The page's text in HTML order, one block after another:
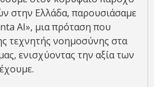
στην Ελλάδα, παρουσιάσαμε
AI», μια πρόταση που
τεχνητής νοημοσύνης στα
ενισχύοντας την αξία των